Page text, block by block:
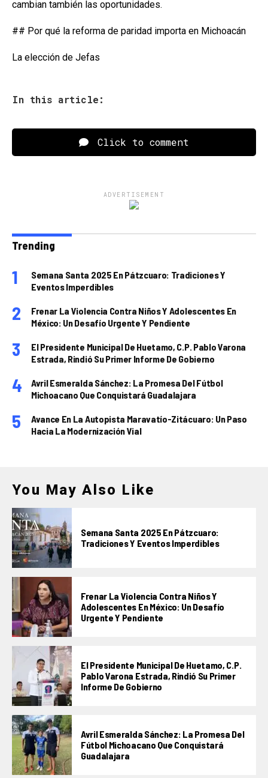
cambian también las oportunidades.
## Por qué la reforma de paridad importa en Michoacán
La elección de Jefas
In this article:
Click to comment
ADVERTISEMENT
Trending
Semana Santa 2025 En Pátzcuaro: Tradiciones Y
Eventos Imperdibles
Frenar La Violencia Contra Niños Y Adolescentes En
México: Un Desafío Urgente Y Pendiente
El Presidente Municipal De Huetamo, C.P. Pablo Varona
Estrada, Rindió Su Primer Informe De Gobierno
Avril Esmeralda Sánchez: La Promesa Del Fútbol
Michoacano Que Conquistará Guadalajara
Avance En La Autopista Maravatío-Zitácuaro: Un Paso
Hacia La Modernización Vial
You May Also Like
Semana Santa 2025 En Pátzcuaro:
Tradiciones Y Eventos Imperdibles
Frenar La Violencia Contra Niños Y
Adolescentes En México: Un Desafío
Urgente Y Pendiente
El Presidente Municipal De Huetamo, C.P.
Pablo Varona Estrada, Rindió Su Primer
Informe De Gobierno
Avril Esmeralda Sánchez: La Promesa Del
Fútbol Michoacano Que Conquistará
Guadalajara